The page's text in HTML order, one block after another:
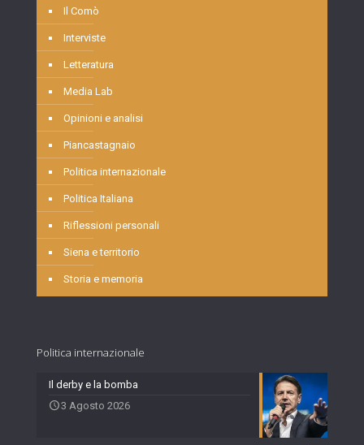
Il Comò
Interviste
Letteratura
Media Lab
Opinioni e analisi
Piancastagnaio
Politica internazionale
Politica Italiana
Riflessioni personali
Siena e territorio
Storia e memoria
Politica internazionale
Il derby e la bomba
3 Agosto 2026